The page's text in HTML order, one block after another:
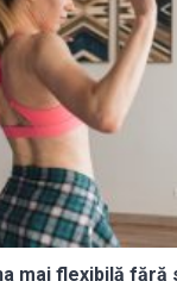
mai flexibilă